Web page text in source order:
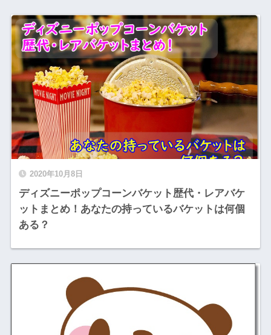
2020年10月8日
ディズニーポップコーンバケット歴代・レアバケ
ットまとめ！あなたの持っているバケットは何個
ある？